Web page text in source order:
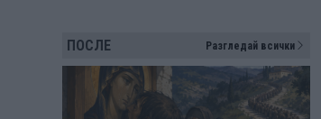
ПОСЛЕ Разгледай всички